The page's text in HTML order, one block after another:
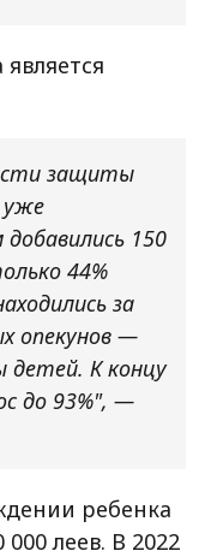
защиты
уже
150
44%
за
опекунов —
К концу
до 93%", —
ребенка
леев. В 2022